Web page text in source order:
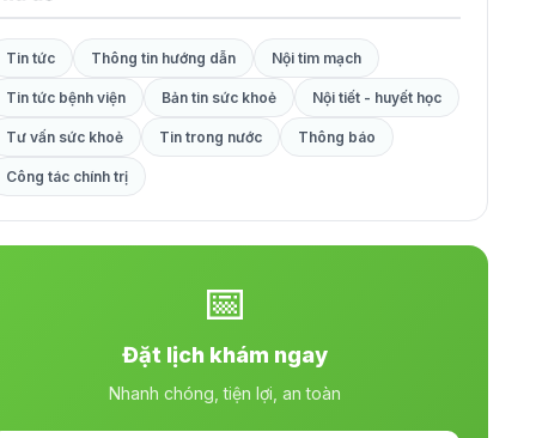
Tin tức Thông tin hướng dẫn Nội tim mạch
Tin tức bệnh viện Bản tin sức khoẻ Nội tiết - huyết học
Tư vấn sức khoẻ Tin trong nước Thông báo
Công tác chính trị
📅
Đặt lịch khám ngay
Nhanh chóng, tiện lợi, an toàn